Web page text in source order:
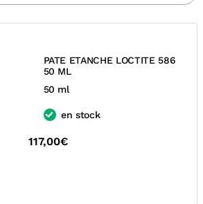
PATE ETANCHE LOCTITE 586
50 ML
50 ml
en stock
117,00€